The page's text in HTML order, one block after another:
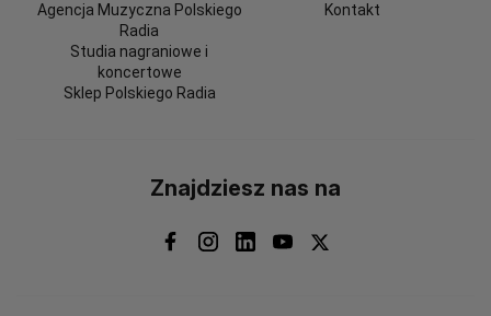
Agencja Muzyczna Polskiego
Radia
Studia nagraniowe i
koncertowe
Sklep Polskiego Radia
Kontakt
Znajdziesz nas na